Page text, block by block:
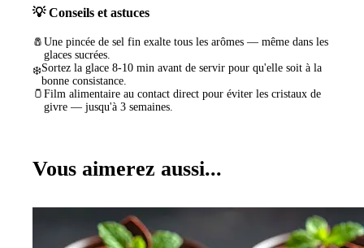
💡 Conseils et astuces
🧂 Une pincée de sel fin exalte tous les arômes — même dans les
glaces sucrées.
❄️Sortez la glace 8-10 min avant de servir pour qu'elle soit à la
bonne consistance.
🫙 Film alimentaire au contact direct pour éviter les cristaux de
givre — jusqu'à 3 semaines.
Vous aimerez aussi...